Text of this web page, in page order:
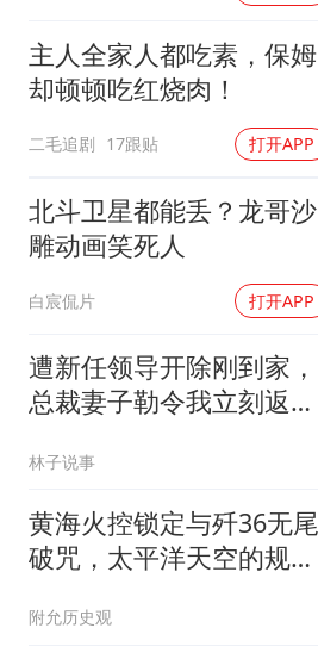
主人全家人都吃素，保姆
却顿顿吃红烧肉！
二毛追剧 17跟贴 打开APP
北斗卫星都能丢？龙哥沙
雕动画笑死人
白宸侃片 打开APP
遭新任领导开除刚到家，
总裁妻子勒令我立刻返
林子说事
黄海火控锁定与歼36无尾
破咒，太平洋天空的规矩
附允历史观